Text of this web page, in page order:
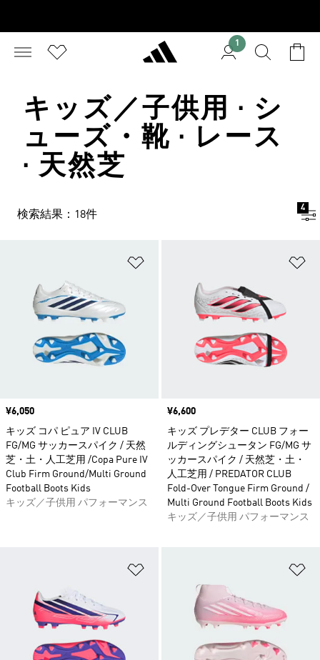
1
キッズ／子供用 · シ
ューズ・靴 · レース
· 天然芝
検索結果：18件
4
価格
¥6,050
キッズ コパ ピュア IV CLUB
FG/MG サッカースパイク / 天然
芝・土・人工芝用 /Copa Pure IV
Club Firm Ground/Multi Ground
Football Boots Kids
キッズ／子供用 パフォーマンス
価格
¥6,600
キッズ プレデター CLUB フォー
ルディングシュータン FG/MG サ
ッカースパイク / 天然芝・土・
人工芝用 / PREDATOR CLUB
Fold-Over Tongue Firm Ground /
Multi Ground Football Boots Kids
キッズ／子供用 パフォーマンス